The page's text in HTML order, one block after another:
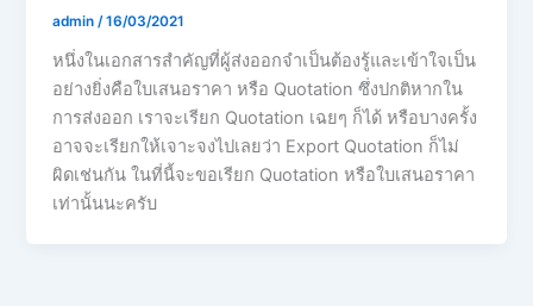
admin/16/03/2021
หนึ่งในเอกสารสำคัญที่ผู้ส่งออกจำเป็นต้องรู้และเข้าใจเป็น
อย่างยิ่งคือใบเสนอราคา หรือ Quotation ซึ่งปกติหากใน
การส่งออก เราจะเรียก Quotation เฉยๆ ก็ได้ หรือบางครั้ง
อาจจะเรียกให้เจาะจงไปเลยว่า Export Quotation ก็ไม่
ผิดเช่นกัน ในที่นี้จะขอเรียก Quotation หรือใบเสนอราคา
เท่านั้นนะครับ